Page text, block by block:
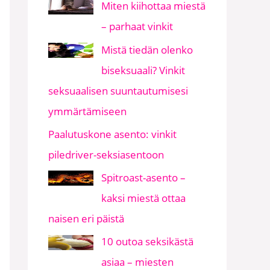
Miten kiihottaa miestä
– parhaat vinkit
Mistä tiedän olenko
biseksuaali? Vinkit
seksuaalisen suuntautumisesi
ymmärtämiseen
Paalutuskone asento: vinkit
piledriver-seksiasentoon
Spitroast-asento –
kaksi miestä ottaa
naisen eri päistä
10 outoa seksikästä
asiaa – miesten